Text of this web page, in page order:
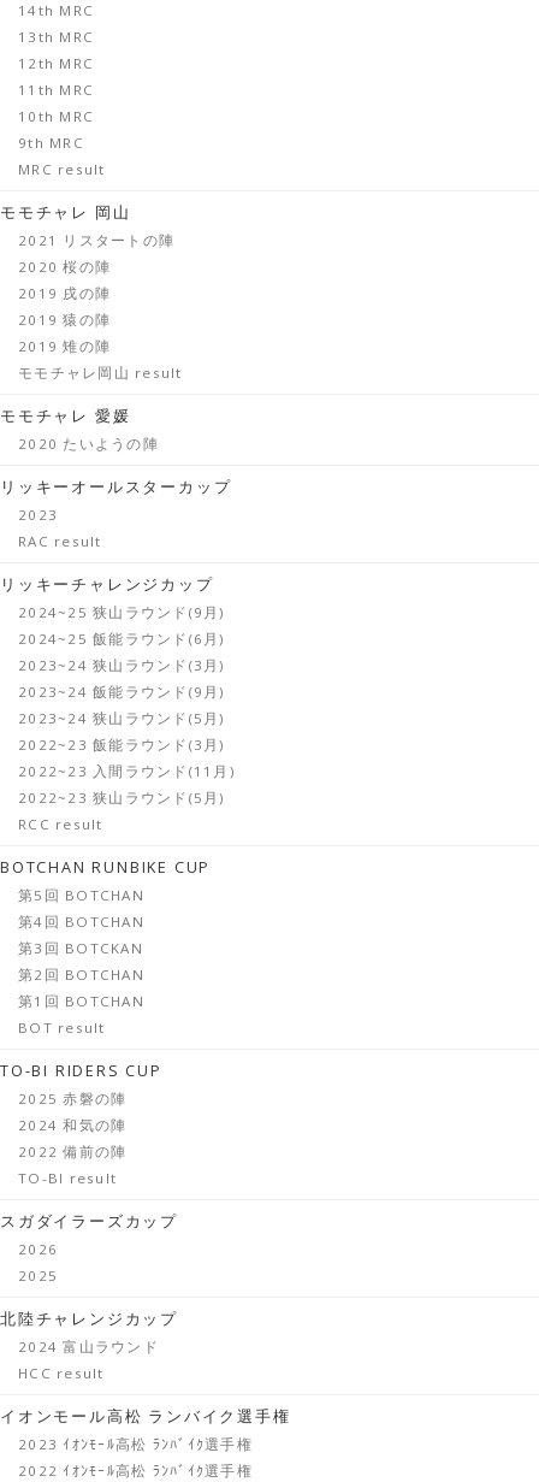
14th MRC
13th MRC
12th MRC
11th MRC
10th MRC
9th MRC
MRC result
モモチャレ 岡山
2021 リスタートの陣
2020 桜の陣
2019 戌の陣
2019 猿の陣
2019 雉の陣
モモチャレ岡山 result
モモチャレ 愛媛
2020 たいようの陣
リッキーオールスターカップ
2023
RAC result
リッキーチャレンジカップ
2024~25 狭山ラウンド(9月)
2024~25 飯能ラウンド(6月)
2023~24 狭山ラウンド(3月)
2023~24 飯能ラウンド(9月)
2023~24 狭山ラウンド(5月)
2022~23 飯能ラウンド(3月)
2022~23 入間ラウンド(11月)
2022~23 狭山ラウンド(5月)
RCC result
BOTCHAN RUNBIKE CUP
第5回 BOTCHAN
第4回 BOTCHAN
第3回 BOTCKAN
第2回 BOTCHAN
第1回 BOTCHAN
BOT result
TO-BI RIDERS CUP
2025 赤磐の陣
2024 和気の陣
2022 備前の陣
TO-BI result
スガダイラーズカップ
2026
2025
北陸チャレンジカップ
2024 富山ラウンド
HCC result
イオンモール高松 ランバイク選手権
2023 ｲｵﾝﾓｰﾙ高松 ﾗﾝﾊﾞｲｸ選手権
2022 ｲｵﾝﾓｰﾙ高松 ﾗﾝﾊﾞｲｸ選手権